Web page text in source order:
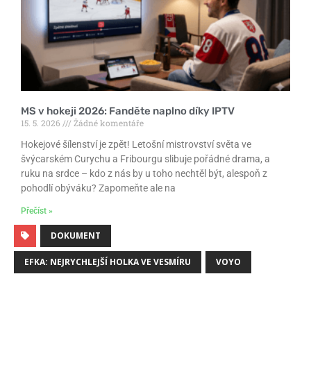
MS v hokeji 2026: Fanděte naplno díky IPTV
15. 5. 2026
Žádné komentáře
Hokejové šílenství je zpět! Letošní mistrovství světa ve
švýcarském Curychu a Fribourgu slibuje pořádné drama, a
ruku na srdce – kdo z nás by u toho nechtěl být, alespoň z
pohodlí obýváku? Zapomeňte ale na
Přečíst »
DOKUMENT
EFKA: NEJRYCHLEJŠÍ HOLKA VE VESMÍRU VOYO